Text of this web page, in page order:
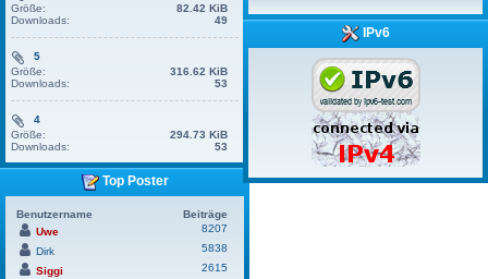
Größe:
82.42 KiB
Downloads:
49
5
Größe:
316.62 KiB
Downloads:
53
4
Größe:
294.73 KiB
Downloads:
53
Top Poster
Benutzername
Beiträge
Uwe
8207
Dirk
5838
Siggi
2615
IPv6